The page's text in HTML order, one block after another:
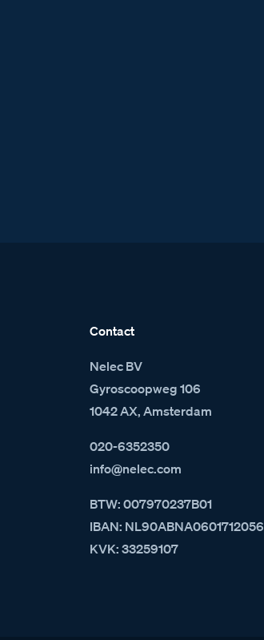
Contact
Nelec BV
Gyroscoopweg 106
1042 AX, Amsterdam
020-6352350
info@nelec.com
BTW: 007970237B01
IBAN: NL90ABNA0601712056
KVK: 33259107